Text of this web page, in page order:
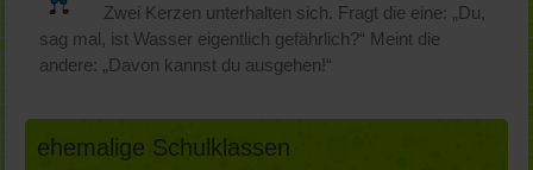
Zwei Kerzen unterhalten sich. Fragt die eine: „Du,
sag mal, ist Wasser eigentlich gefährlich?“ Meint die
andere: „Davon kannst du ausgehen!“
ehemalige Schulklassen